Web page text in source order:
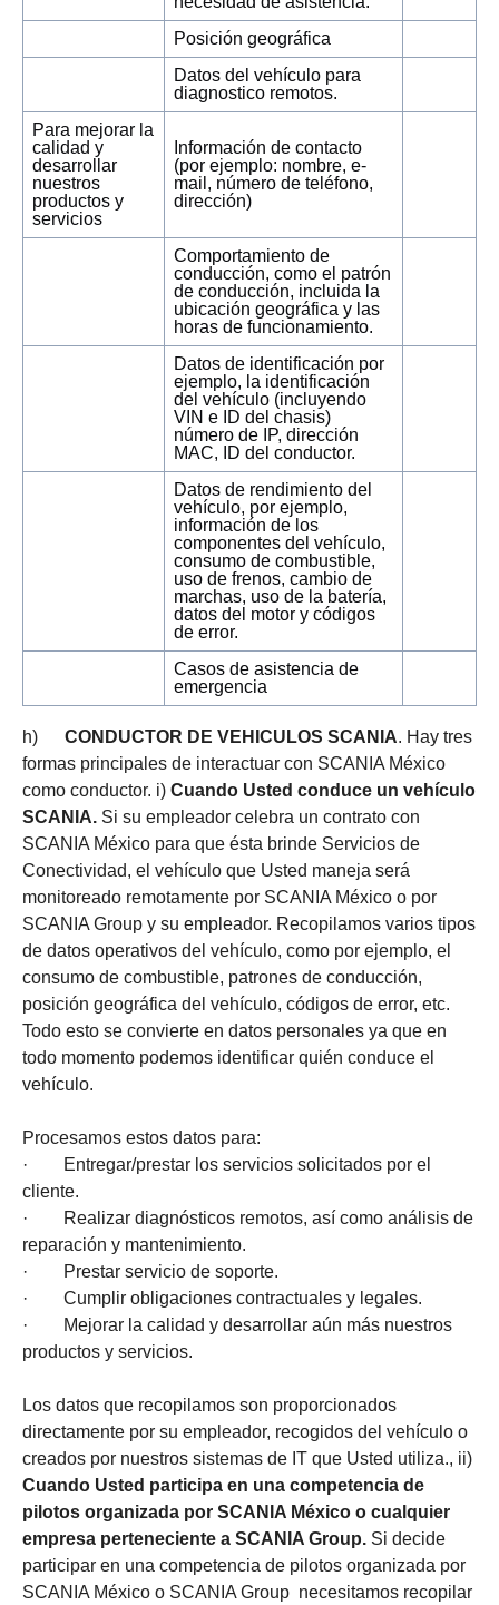
Posición geográfica
Datos del vehículo para
diagnostico remotos.
Para mejorar la
calidad y
desarrollar
nuestros
productos y
servicios
Información de contacto
(por ejemplo: nombre, e-
mail, número de teléfono,
dirección)
Comportamiento de
conducción, como el patrón
de conducción, incluida la
ubicación geográfica y las
horas de funcionamiento.
Datos de identificación por
ejemplo, la identificación
del vehículo (incluyendo
VIN e ID del chasis)
número de IP, dirección
MAC, ID del conductor.
Datos de rendimiento del
vehículo, por ejemplo,
información de los
componentes del vehículo,
consumo de combustible,
uso de frenos, cambio de
marchas, uso de la batería,
datos del motor y códigos
de error.
Casos de asistencia de
emergencia
h) CONDUCTOR DE VEHICULOS SCANIA. Hay tres
formas principales de interactuar con SCANIA México
como conductor. i) Cuando Usted conduce un vehículo
SCANIA. Si su empleador celebra un contrato con
SCANIA México para que ésta brinde Servicios de
Conectividad, el vehículo que Usted maneja será
monitoreado remotamente por SCANIA México o por
SCANIA Group y su empleador. Recopilamos varios tipos
de datos operativos del vehículo, como por ejemplo, el
consumo de combustible, patrones de conducción,
posición geográfica del vehículo, códigos de error, etc.
Todo esto se convierte en datos personales ya que en
todo momento podemos identificar quién conduce el
vehículo.
Procesamos estos datos para:
· Entregar/prestar los servicios solicitados por el
cliente.
· Realizar diagnósticos remotos, así como análisis de
reparación y mantenimiento.
· Prestar servicio de soporte.
· Cumplir obligaciones contractuales y legales.
· Mejorar la calidad y desarrollar aún más nuestros
productos y servicios.
Los datos que recopilamos son proporcionados
directamente por su empleador, recogidos del vehículo o
creados por nuestros sistemas de IT que Usted utiliza., ii)
Cuando Usted participa en una competencia de
pilotos organizada por SCANIA México o cualquier
empresa perteneciente a SCANIA Group. Si decide
participar en una competencia de pilotos organizada por
SCANIA México o SCANIA Group necesitamos recopilar